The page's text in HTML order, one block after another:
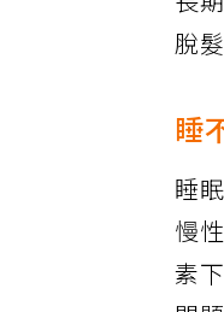
長
脫
睡
睡
慢
素